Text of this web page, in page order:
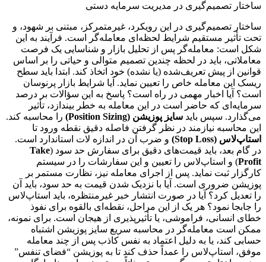
ساختار تصمیم‌گیری در مدیریت سرمایه دستی
ساختار تصمیم‌گیری در این رویکرد، غیرمتمرکز، مبتنی بر شهود، و
تحت تأثیر مستقیم شرایط لحظه‌ای معامله‌گر است. فرآیند به این
شکل است: معامله‌گر پس از تحلیل بازار و شناسایی یک فرصت
معاملاتی، باید در لحظه چندین تصمیم متوالی و حیاتی را بر اساس
قوانین از پیش تعریف‌شده (یا نشده) خود اتخاذ کند. ابتدا باید سطح
ریسک این معامله خاص را تعیین نماید. آیا شرایط بازار پرنوسان
است؟ آیا اخبار مهمی در راه است؟ پاسخ به این سؤالات بر درصد
سرمایه‌ای که حاضر است در این معامله به خطر بیندازد، تأثیر
می‌گذارد. سپس باید سایز پوزیشن (Position Sizing)
را محاسبه کند.
این محاسبه نیازمند در نظر گرفتن فاصله دقیق نقطه ورود تا
استاپ‌لاس (Stop Loss)
و ضرب آن در اندازه لات استاندارد است.
در گام بعد، باید قیمت‌های دقیق برای سفارش حد سود (Take
Profit) و استاپ‌لاس را تعیین و این سفارشات را در سیستم
کارگزار ثبت نماید. پس از اجرای معامله نیز، نظارت مستمر بر
پوزیشن ضروری است. آیا با نزدیک شدن قیمت به حد سود، باید آن
را تعدیل کرد؟ آیا در صورت انتشار خبر غیرمنتظره، باید استاپ‌لاس
را جابجا نمود؟ هر یک از این مراحل، نقطه‌ای بالقوه برای نفوذ
خطای انسانی، فراموشی، یا تأثیرپذیری از هیجان است. برای نمونه،
ممکن است معامله‌گر در محاسبه سریع سایز پوزیشن اشتباه
حسابی کند، یا به دلیل اعتماد به نفس کاذب پس از چند معامله
موفق، استاپ‌لاس را عمداً حذف کند تا به پوزیشن “فضای تنفس”